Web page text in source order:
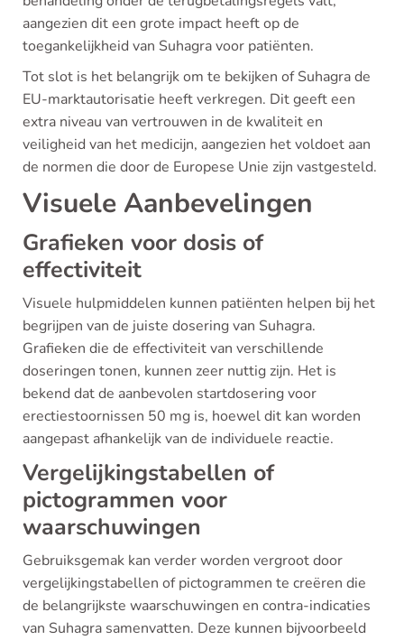
aangezien dit een grote impact heeft op de
toegankelijkheid van Suhagra voor patiënten.
Tot slot is het belangrijk om te bekijken of Suhagra de
EU-marktautorisatie heeft verkregen. Dit geeft een
extra niveau van vertrouwen in de kwaliteit en
veiligheid van het medicijn, aangezien het voldoet aan
de normen die door de Europese Unie zijn vastgesteld.
Visuele Aanbevelingen
Grafieken voor dosis of
effectiviteit
Visuele hulpmiddelen kunnen patiënten helpen bij het
begrijpen van de juiste dosering van Suhagra.
Grafieken die de effectiviteit van verschillende
doseringen tonen, kunnen zeer nuttig zijn. Het is
bekend dat de aanbevolen startdosering voor
erectiestoornissen 50 mg is, hoewel dit kan worden
aangepast afhankelijk van de individuele reactie.
Vergelijkingstabellen of
pictogrammen voor
waarschuwingen
Gebruiksgemak kan verder worden vergroot door
vergelijkingstabellen of pictogrammen te creëren die
de belangrijkste waarschuwingen en contra-indicaties
van Suhagra samenvatten. Deze kunnen bijvoorbeeld